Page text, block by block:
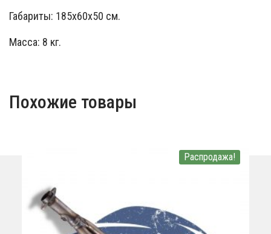
Габариты: 185x60x50 см.
Масса: 8 кг.
Похожие товары
Распродажа!